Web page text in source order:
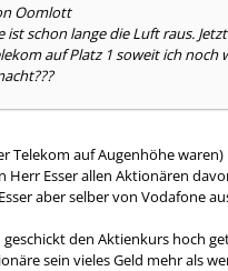
Oomlott
ist schon lange die Luft raus.
auf Platz 1 soweit ich noch
Telekom auf Augenhöhe
Herr Esser allen Aktionären
aber selber von Vodafone
den Aktienkurs hoch
sein vieles Geld mehr als